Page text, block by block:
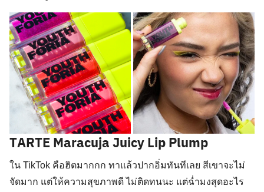
TARTE Maracuja Juicy Lip Plump
ใน TikTok คือฮิตมากกก ทาแล้วปากอิ่มทันทีเลย สีเขาจะไม่
จัดมาก แต่ให้ความสุขภาพดี ไม่ติดทนนะ แต่ฉ่ำมงสุดอะไร